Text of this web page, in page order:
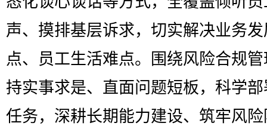
声、摸排基层诉求，切实解决业务
点、员工生活难点。围绕风险合规
持实事求是、直面问题短板，科学
任务，深耕长期能力建设、筑牢风